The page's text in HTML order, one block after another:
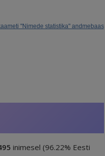
"Nimede statistika" andmebaas
inimesel (96.22% Eesti